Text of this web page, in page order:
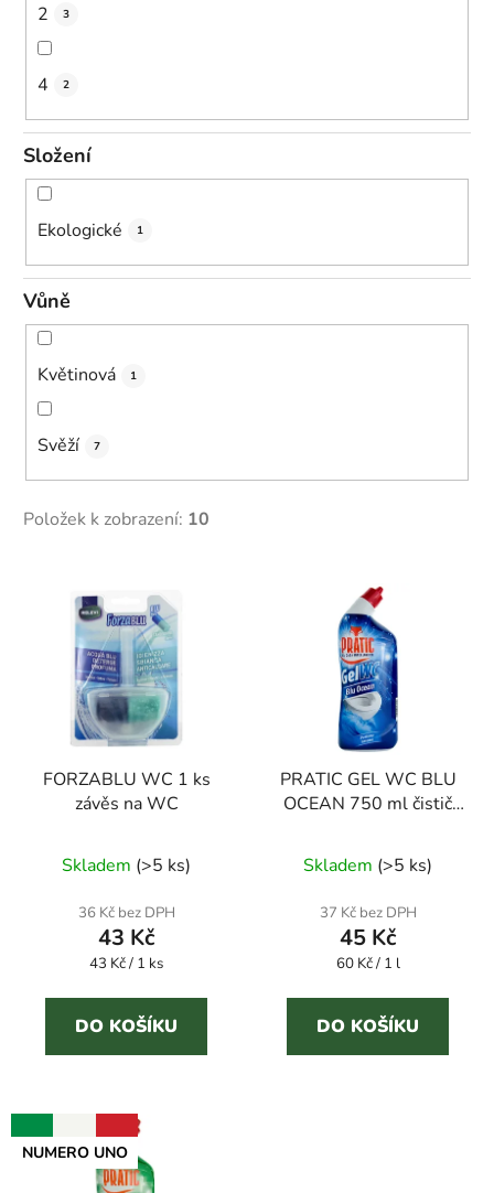
2 3
4 2
Složení
Ekologické 1
Vůně
Květinová 1
Svěží 7
Položek k zobrazení: 10
FORZABLU WC 1 ks
závěs na WC
Skladem (>5 ks)
36 Kč bez DPH
43 Kč
Měrná
43 Kč / 1 ks
DO KOŠÍKU
PRATIC GEL WC BLU
OCEAN 750 ml čistič
hodnocení
produktu
je
5,0
z
5
hvězdiček.
Skladem (>5 ks)
37 Kč bez DPH
45 Kč
Měrná
60 Kč / 1 l
DO KOŠÍKU
NUMERO UNO